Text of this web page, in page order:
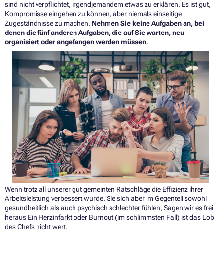
sind nicht verpflichtet, irgendjemandem etwas zu erklären. Es ist gut,
Kompromisse eingehen zu können, aber niemals einseitige
Zugeständnisse zu machen. Nehmen Sie keine Aufgaben an, bei
denen die fünf anderen Aufgaben, die auf Sie warten, neu
organisiert oder angefangen werden müssen.
Wenn trotz all unserer gut gemeinten Ratschläge die Effizienz ihrer
Arbeitsleistung verbessert wurde, Sie sich aber im Gegenteil sowohl
gesundheitlich als auch psychisch schlechter fühlen, Sagen wir es frei
heraus Ein Herzinfarkt oder Burnout (im schlimmsten Fall) ist das Lob
des Chefs nicht wert.